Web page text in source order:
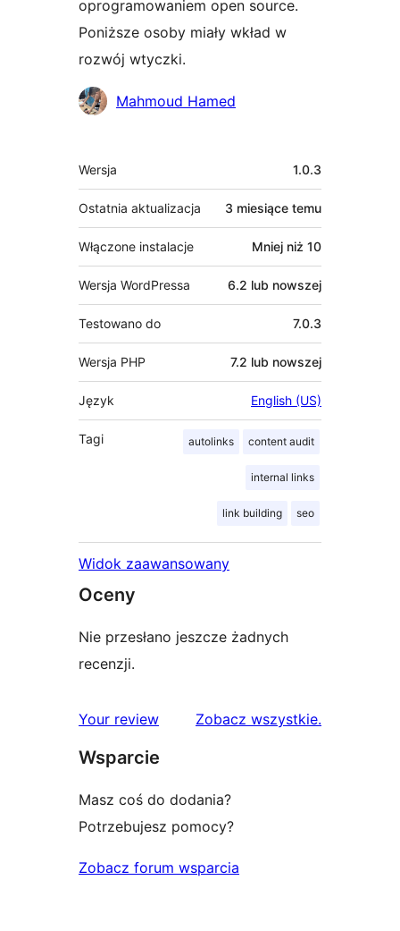
oprogramowaniem open source.
Poniższe osoby miały wkład w
rozwój wtyczki.
Zaangażowani
Mahmoud Hamed
Meta
Wersja 1.0.3
Ostatnia aktualizacja 3 miesiące temu
Włączone instalacje Mniej niż 10
Wersja WordPressa 6.2 lub nowszej
Testowano do 7.0.3
Wersja PHP 7.2 lub nowszej
Język English (US)
Tagi autolinks content audit
internal links
link building seo
Widok zaawansowany
Oceny
Nie przesłano jeszcze żadnych
recenzji.
Your review Zobacz wszystkierecenzje
.
Wsparcie
Masz coś do dodania?
Potrzebujesz pomocy?
Zobacz forum wsparcia